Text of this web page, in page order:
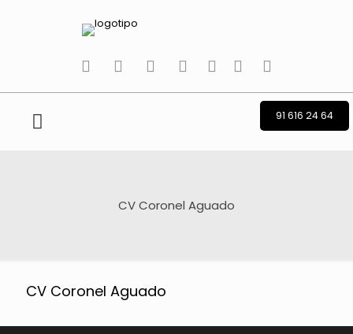
tiktokfacebook
instagram
TwitterYoutube
Telegramwhatsapp
91 616 24 64
CV Coronel Aguado
CV Coronel Aguado